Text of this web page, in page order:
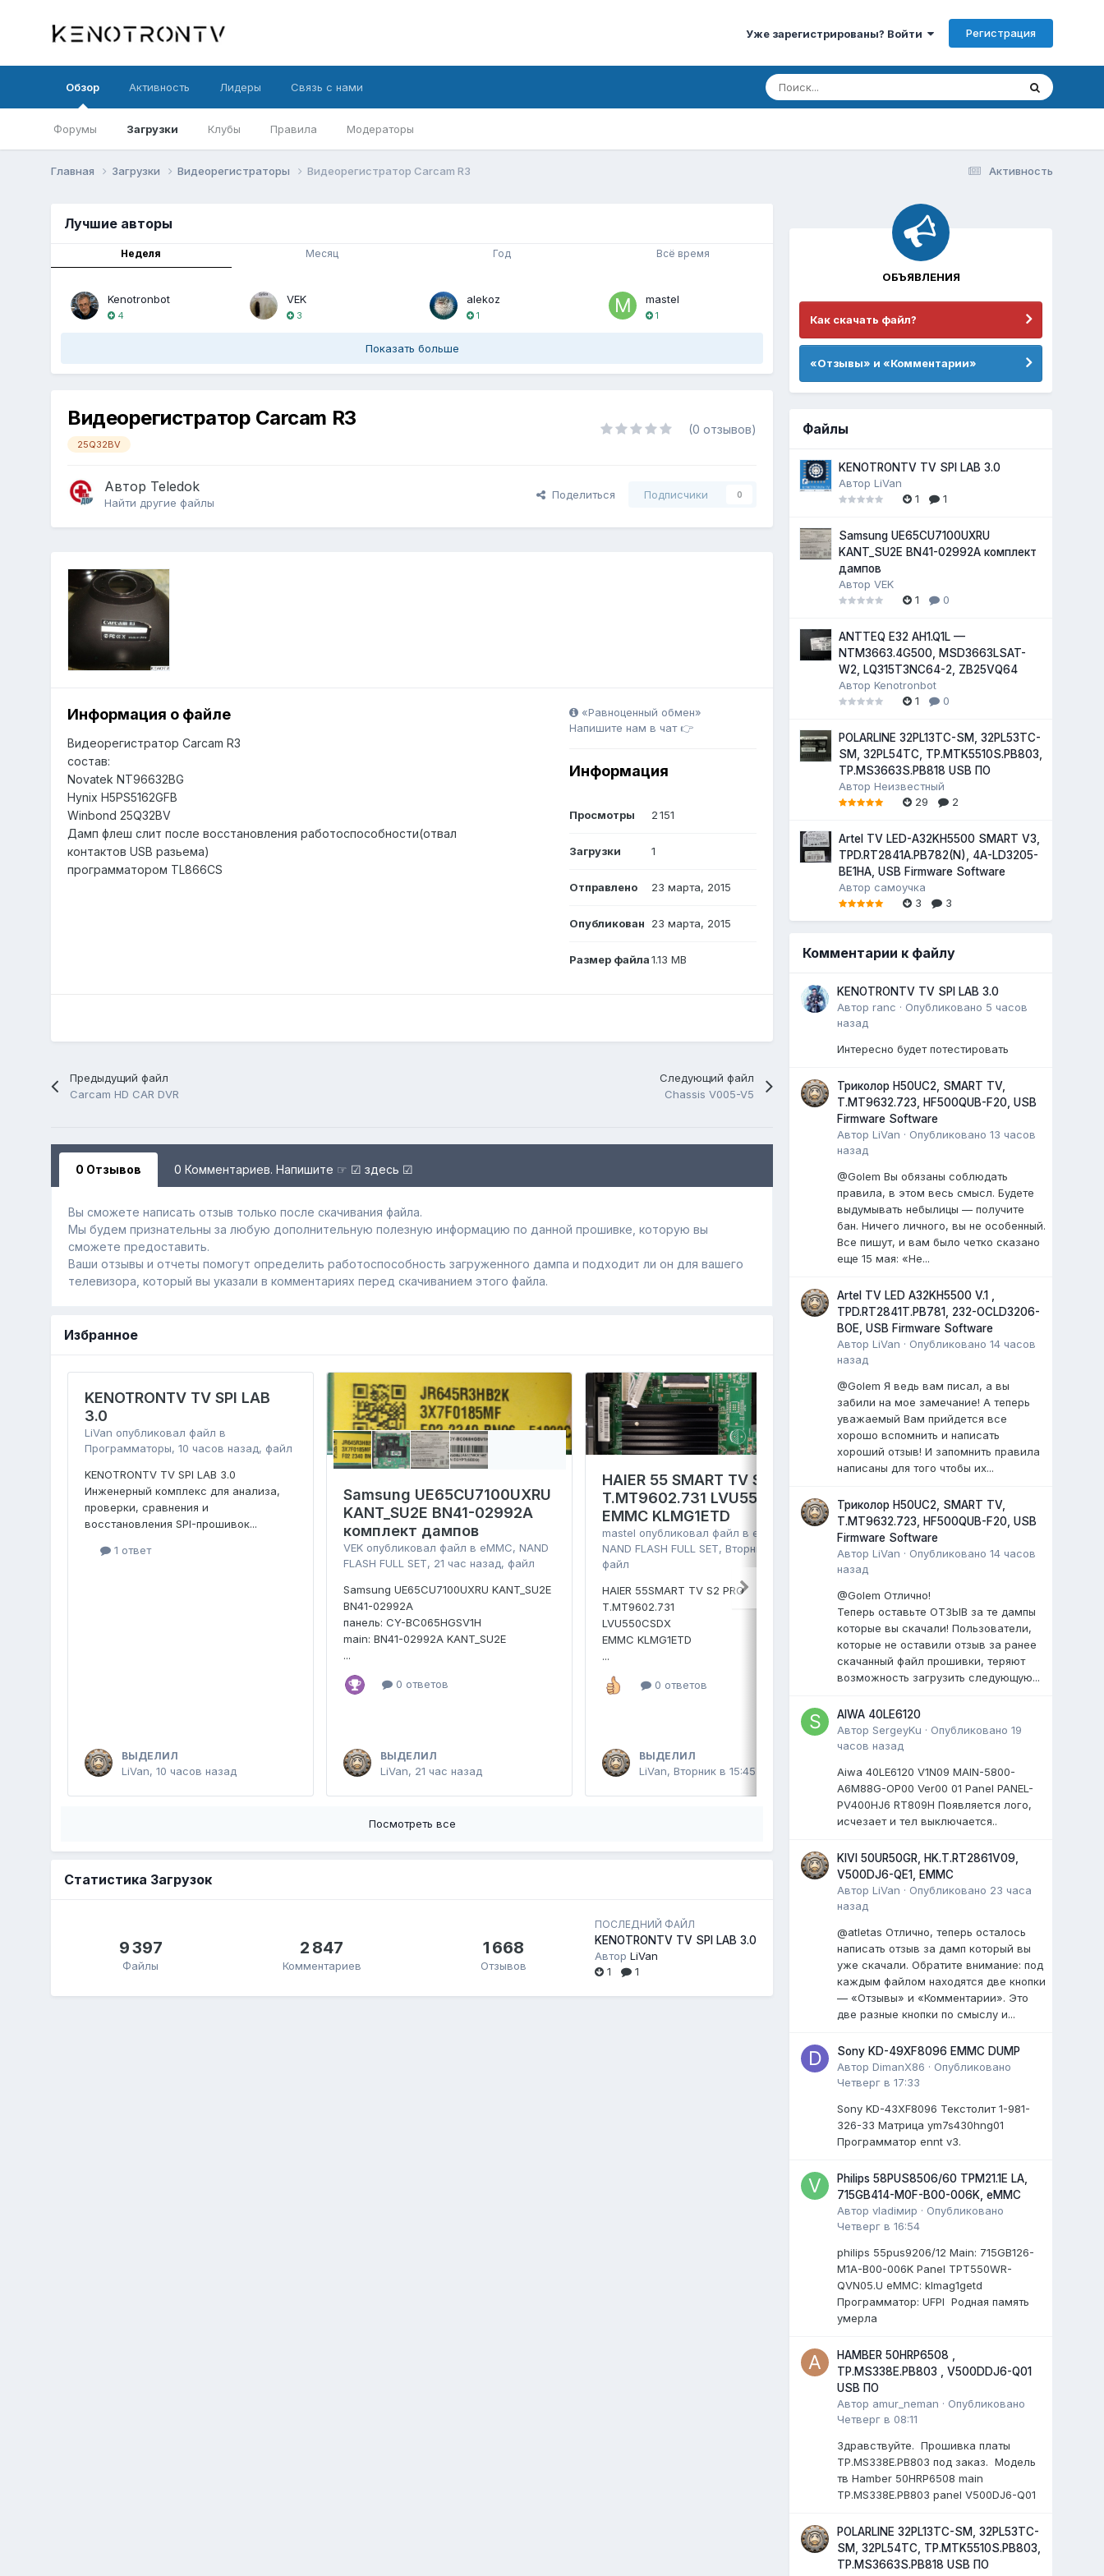
Уже зарегистрированы? Войти Регистрация
Обзор
Форумы Загрузки Клубы Правила Модераторы
Активность Лидеры Связь с нами
Активность
Главная Загрузки Видеорегистраторы Видеорегистратор Carcam R3
Лучшие авторы
Неделя Месяц Год Всё время
Kenotronbot
4
VEK
3
alekoz
1
mastel
1
Показать больше
Видеорегистратор Carcam R3
25Q32BV
(0 отзывов)
Автор Teledok
Найти другие файлы
Поделиться Подписчики 0
Информация о файле
Видеорегистратор Carcam R3
состав:
Novatek NT96632BG
Hynix H5PS5162GFB
Winbond 25Q32BV
Дамп флеш слит после восстановления работоспособности(отвал
контактов USB разьема)
программатором TL866CS
«Равноценный обмен»
Напишите нам в чат 👉
Информация
Просмотры 2 151
Загрузки 1
Отправлено 23 марта, 2015
Опубликован 23 марта, 2015
Размер файла1.13 MB
Предыдущий файл
Carcam HD CAR DVR
Следующий файл
Chassis V005-V5
0 Отзывов 0 Комментариев. Напишите ☞ ☑ здесь ☑
Вы сможете написать отзыв только после скачивания файла.
Мы будем признательны за любую дополнительную полезную информацию по данной прошивке, которую вы
сможете предоставить.
Ваши отзывы и отчеты помогут определить работоспособность загруженного дампa и подходит ли он для вашего
телевизора, который вы указали в комментариях перед скачиванием этого файла.
Избранное
KENOTRONTV TV SPI LAB
3.0
LiVan опубликовал файл в
Программаторы,10 часов назад, файл
KENOTRONTV TV SPI LAB 3.0
Инженерный комплекс для анализа,
проверки, сравнения и
восстановления SPI-прошивок...
1 ответ
ВЫДЕЛИЛ
LiVan,10 часов назад
Samsung UE65CU7100UXRU
KANT_SU2E BN41-02992A
комплект дампов
VEK опубликовал файл в eMMC, NAND
FLASH FULL SET, 21 час назад, файл
Samsung UE65CU7100UXRU KANT_SU2E
BN41-02992A
панель: CY-BC065HGSV1H
main: BN41-02992A KANT_SU2E
...
0 ответов
ВЫДЕЛИЛ
LiVan, 21 час назад
HAIER 55 SMART TV S2 PRO,
T.MT9602.731 LVU550CSDX
EMMC KLMG1ETD
mastel опубликовал файл в eMMC,
NAND FLASH FULL SET,Вторник в 06:57
файл
HAIER 55SMART TV S2 PRO
T.MT9602.731
LVU550CSDX
EMMC KLMG1ETD
...
0 ответов
ВЫДЕЛИЛ
LiVan,Вторник в 15:45
HK.T.RT2861V09,
HV490QUB, eMMC Toshiba
016G30 16GB, полный дамп
kmm
TV GAZER EMMC Dump
TV GAZER TV49-US2G
шасси: HK.T.RT2861V09
матрица: HV490QUB
...
LiVan,29 июля
Посмотреть все
Статистика Загрузок
9 397
Файлы
2 847
Комментариев
1 668
Отзывов
ПОСЛЕДНИЙ ФАЙЛ
KENOTRONTV TV SPI LAB 3.0
АвторLiVan
1
1
ОБЪЯВЛЕНИЯ
Как скачать файл?
«Отзывы» и «Комментарии»
Файлы
KENOTRONTV TV SPI LAB 3.0
АвторLiVan
1
1
Samsung UE65CU7100UXRU
KANT_SU2E BN41-02992A комплект
дампов
АвторVEK
1
0
ANTTEQ E32 AH1.Q1L —
NTM3663.4G500, MSD3663LSAT-
W2, LQ315T3NC64-2, ZB25VQ64
АвторKenotronbot
1
0
POLARLINE 32PL13TC-SM, 32PL53TC-
SM, 32PL54TC, TP.MTK5510S.PB803,
TP.MS3663S.PB818 USB ПО
АвторНеизвестный
29
2
Artel TV LED-A32KH5500 SMART V3,
TPD.RT2841A.PB782(N), 4A-LD3205-
BE1HA, USB Firmware Software
Автор самоучка
3
3
Комментарии к файлу
KENOTRONTV TV SPI LAB 3.0
Авторranc · Опубликовано 5 часов
назад
Интересно будет потестировать
Триколор H50UC2, SMART TV,
T.MT9632.723, HF500QUB-F20, USB
Firmware Software
АвторLiVan · Опубликовано13 часов
назад
@Golem Вы обязаны соблюдать
правила, в этом весь смысл. Будете
выдумывать небылицы — получите
бан. Ничего личного, вы не особенный.
Все пишут, и вам было четко сказано
еще 15 мая: «Не...
Artel TV LED A32KH5500 V.1 ,
TPD.RT2841T.PB781, 232-OCLD3206-
BOE, USB Firmware Software
АвторLiVan · Опубликовано14 часов
назад
@Golem Я ведь вам писал, а вы
забили на мое замечание! А теперь
уважаемый Вам прийдется все
хорошо вспомнить и написать
хороший отзыв! И запомнить правила
написаны для того чтобы их...
Триколор H50UC2, SMART TV,
T.MT9632.723, HF500QUB-F20, USB
Firmware Software
АвторLiVan · Опубликовано14 часов
назад
@Golem Отлично!
Теперь оставьте ОТЗЫВ за те дампы
которые вы скачали! Пользователи,
которые не оставили отзыв за ранее
скачанный файл прошивки, теряют
возможность загрузить следующую...
AIWA 40LE6120
АвторSergeyKu · Опубликовано19
часов назад
Aiwa 40LE6120 V1N09 MAIN-5800-
A6M88G-OP00 Ver00 01 Panel PANEL-
PV400HJ6 RT809H Появляется лого,
исчезает и тел выключается..
KIVI 50UR50GR, HK.T.RT2861V09,
V500DJ6-QE1, EMMC
АвторLiVan · Опубликовано 23 часа
назад
@atletas Отлично, теперь осталось
написать отзыв за дамп который вы
уже скачали. Обратите внимание: под
каждым файлом находятся две кнопки
— «Отзывы» и «Комментарии». Это
две разные кнопки по смыслу и...
Sony KD-49XF8096 EMMC DUMP
АвторDimanX86 · Опубликовано
Четверг в 17:33
Sony KD-43XF8096 Текстолит 1-981-
326-33 Матрица ym7s430hng01
Программатор ennt v3.
Philips 58PUS8506/60 TPM21.1E LA,
715GB414-M0F-B00-006K, eMMC
Авторvladiмир · Опубликовано
Четверг в 16:54
philips 55pus9206/12 Мain: 715GB126-
M1A-B00-006K Panel TPT550WR-
QVN05.U eMMC: klmag1getd
Программатор: UFPI Родная память
умерла
HAMBER 50HRP6508 ,
TP.MS338E.PB803 , V500DDJ6-Q01
USB ПО
Автор amur_neman · Опубликовано
Четверг в 08:11
Здравствуйте. Прошивка платы
TP.MS338E.PB803 под заказ. Модель
тв Hamber 50HRP6508 main
TP.MS338E.PB803 panel V500DJ6-Q01
POLARLINE 32PL13TC-SM, 32PL53TC-
SM, 32PL54TC, TP.MTK5510S.PB803,
TP.MS3663S.PB818 USB ПО